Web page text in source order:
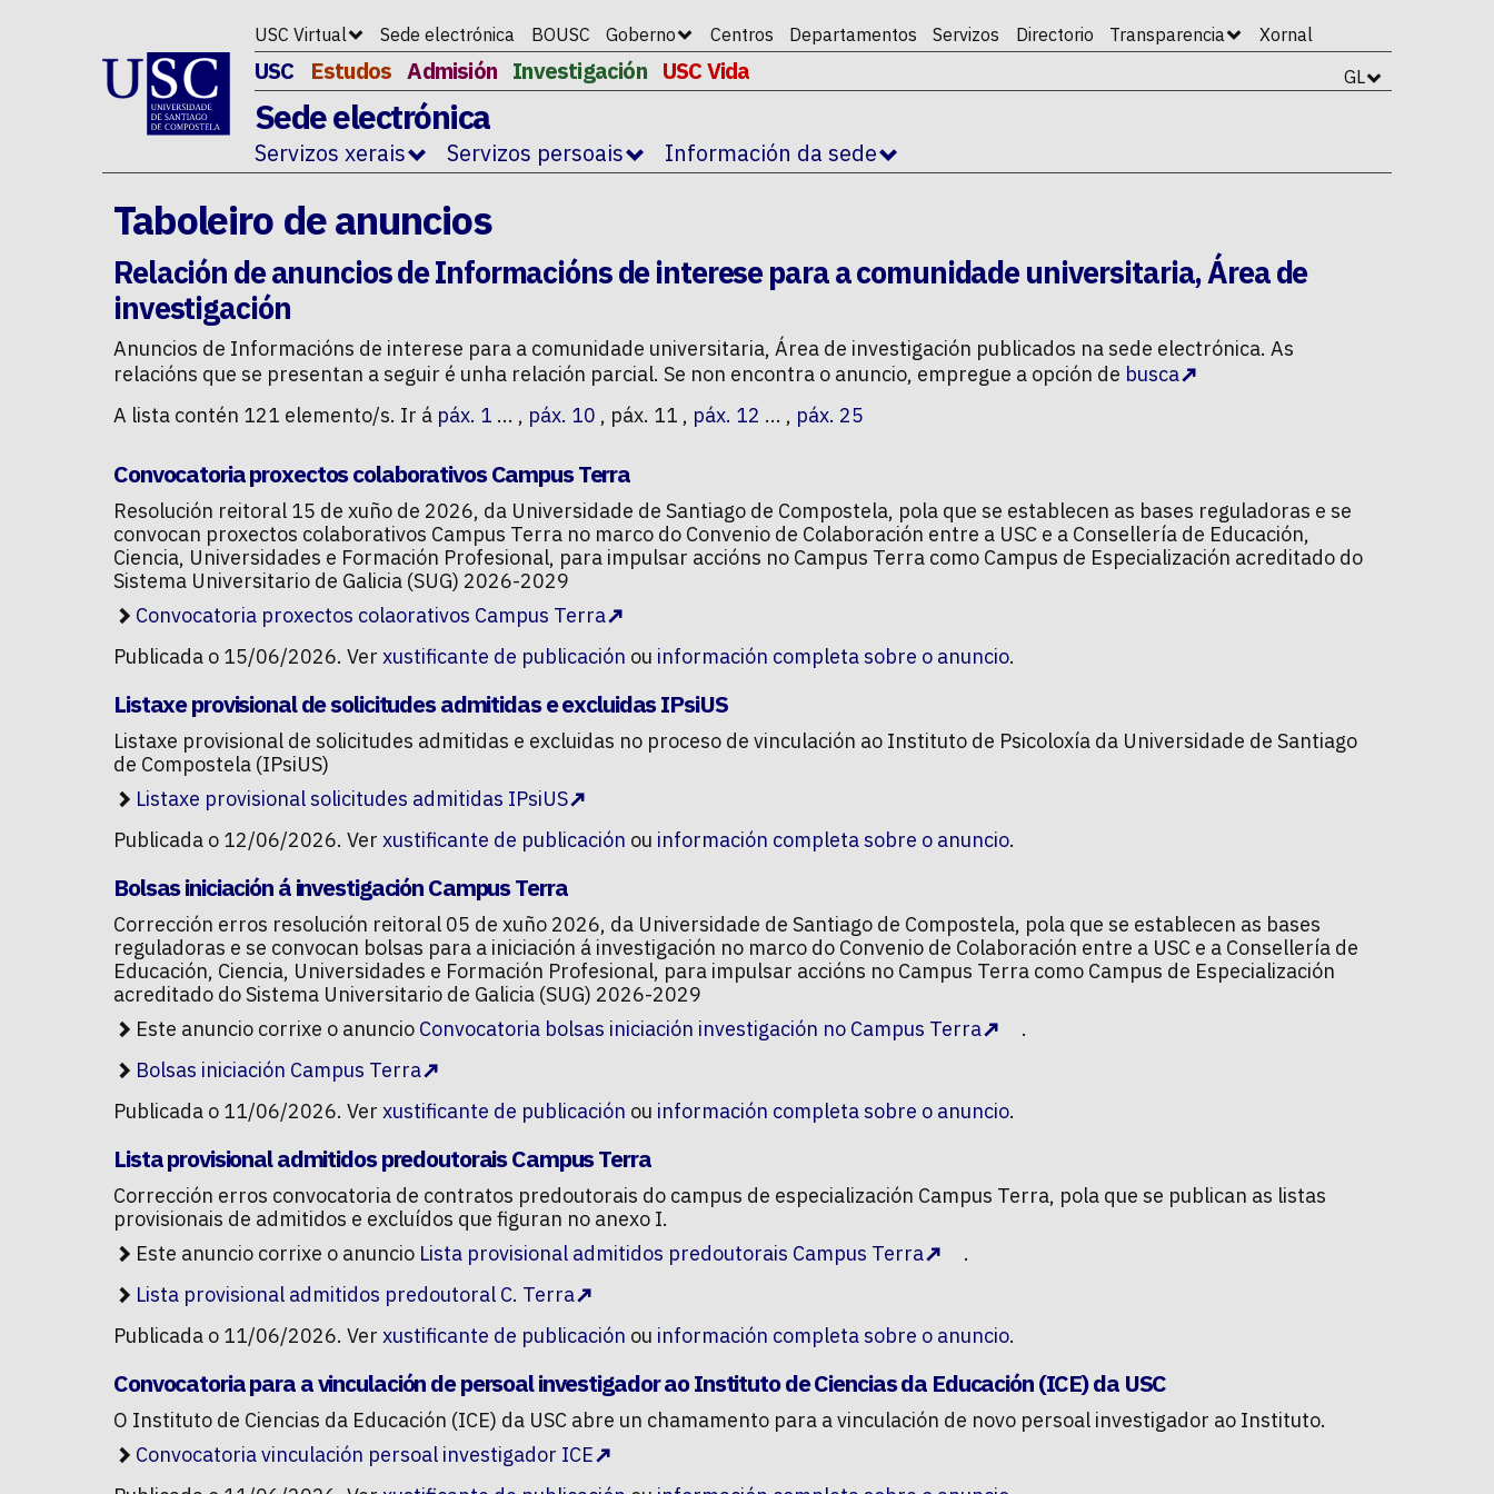
USC Virtual Sede electrónica BOUSC Goberno Centros Departamentos Servizos Directorio Transparencia Xornal
USC Estudos Admisión Investigación USC Vida
Sede electrónica
Servizos xerais Servizos persoais Información da sede
GL
Taboleiro de anuncios
Relación de anuncios deInformacións de interese para a comunidade universitaria,Área de
investigación
Anuncios de Informacións de interese para a comunidade universitaria, Área de investigación publicados na sede electrónica. As
relacións que se presentan a seguir é unha relación parcial. Se non encontra o anuncio, empregue a opción de busca
A lista contén 121 elemento/s. Ir á páx. 1 ... , páx. 10 , páx. 11 , páx. 12 ... , páx. 25
Convocatoria proxectos colaborativos Campus Terra
Resolución reitoral 15 de xuño de 2026, da Universidade de Santiago de Compostela, pola que se establecen as bases reguladoras e se
convocan proxectos colaborativos Campus Terra no marco do Convenio de Colaboración entre a USC e a Consellería de Educación,
Ciencia, Universidades e Formación Profesional, para impulsar accións no Campus Terra como Campus de Especialización acreditado do
Sistema Universitario de Galicia (SUG) 2026-2029
Convocatoria proxectos colaorativos Campus Terra
Publicada o 15/06/2026. Ver xustificante de publicación ou información completa sobre o anuncio.
Listaxe provisional de solicitudes admitidas e excluidas IPsiUS
Listaxe provisional de solicitudes admitidas e excluidas no proceso de vinculación ao Instituto de Psicoloxía da Universidade de Santiago
de Compostela (IPsiUS)
Listaxe provisional solicitudes admitidas IPsiUS
Publicada o 12/06/2026. Ver xustificante de publicación ou información completa sobre o anuncio.
Bolsas iniciación á investigación Campus Terra
Corrección erros resolución reitoral 05 de xuño 2026, da Universidade de Santiago de Compostela, pola que se establecen as bases
reguladoras e se convocan bolsas para a iniciación á investigación no marco do Convenio de Colaboración entre a USC e a Consellería de
Educación, Ciencia, Universidades e Formación Profesional, para impulsar accións no Campus Terra como Campus de Especialización
acreditado do Sistema Universitario de Galicia (SUG) 2026-2029
Este anuncio corrixe o anuncio Convocatoria bolsas iniciación investigación no Campus Terra
.
Bolsas iniciación Campus Terra
Publicada o 11/06/2026. Ver xustificante de publicación ou información completa sobre o anuncio.
Lista provisional admitidos predoutorais Campus Terra
Corrección erros convocatoria de contratos predoutorais do campus de especialización Campus Terra, pola que se publican as listas
provisionais de admitidos e excluídos que figuran no anexo I.
Este anuncio corrixe o anuncio Lista provisional admitidos predoutorais Campus Terra
.
Lista provisional admitidos predoutoral C. Terra
Publicada o 11/06/2026. Ver xustificante de publicación ou información completa sobre o anuncio.
Convocatoria para a vinculación de persoal investigador ao Instituto de Ciencias da Educación (ICE) da USC
O Instituto de Ciencias da Educación (ICE) da USC abre un chamamento para a vinculación de novo persoal investigador ao Instituto.
Convocatoria vinculación persoal investigador ICE